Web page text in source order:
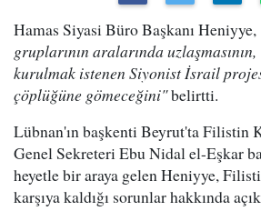
Hamas Siyasi Büro Başkanı Heniyye,
gruplarının aralarında
kurulmak istenen Siyonist İsrail
çöplüğüne gömeceğini"belirtti.
Lübnan'ın başkenti Beyrut'ta Filistin
Genel Sekreteri Ebu Nidal el-Eşkar
heyetle bir araya gelen Heniyye,
karşıya kaldığı sorunlar hakkında